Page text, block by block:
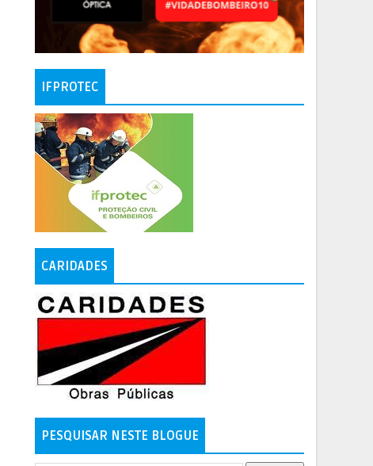
IFPROTEC
CARIDADES
PESQUISAR NESTE BLOGUE